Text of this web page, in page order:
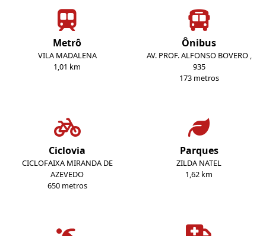
Metrô
VILA MADALENA
1,01 km
Ônibus
AV. PROF. ALFONSO BOVERO ,
935
173 metros
Ciclovia
CICLOFAIXA MIRANDA DE
AZEVEDO
650 metros
Parques
ZILDA NATEL
1,62 km